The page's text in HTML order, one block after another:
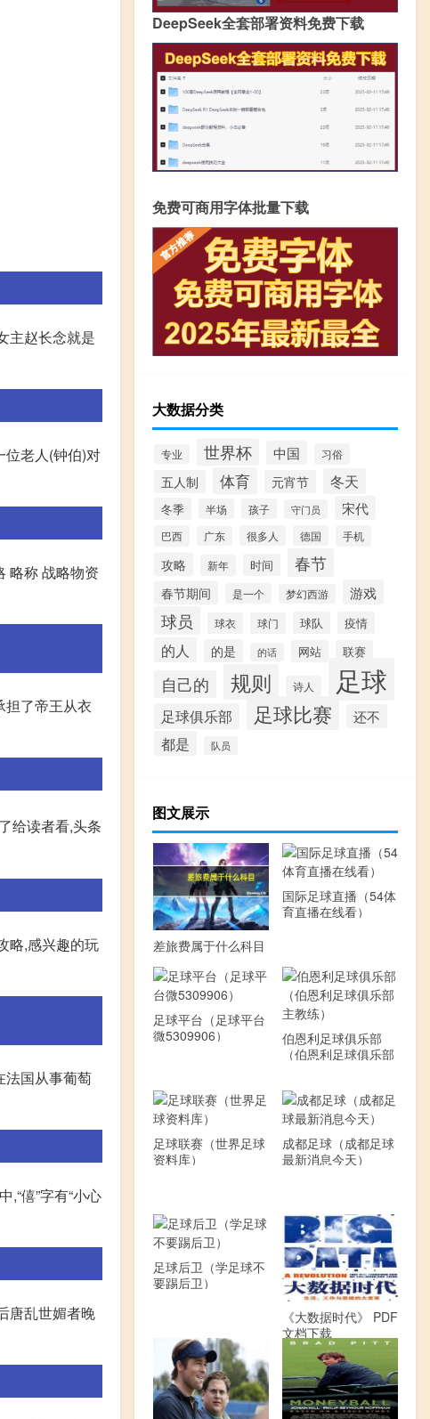
主赵长念就是
位老人(钟伯)对
略称 战略物资
担了帝王从衣
给读者看,头条
略,感兴趣的玩
国从事葡萄
,“僖”字有“小心
唐乱世媚者晚
DeepSeek全套部署资料免费下载
免费可商用字体批量下载
大数据分类
专业 世界杯 中国 习俗
五人制 体育 元宵节 冬天
冬季 半场 孩子 守门员 宋代
巴西 广东 很多人 德国 手机
攻略 新年 时间 春节
春节期间 是一个 梦幻西游 游戏
球员 球衣 球门 球队 疫情
的人 的是 的话 网站 联赛
自己的 规则 诗人 足球
足球俱乐部 足球比赛 还不
都是 队员
图文展示
差旅费属于什么科目
国际足球直播（54体
育直播在线看）
足球平台（足球平台
微5309906）
伯恩利足球俱乐部
（伯恩利足球俱乐部
足球联赛（世界足球
资料库）
成都足球（成都足球
最新消息今天）
足球后卫（学足球不
要踢后卫）
《大数据时代》 PDF
文档下载